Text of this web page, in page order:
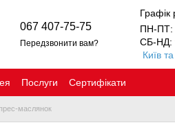
067 407-75-75
Передзвонити вам?
Графік
ПН-ПТ:
СБ-НД:
Київ
Послуги
Сертифікати
маслянок